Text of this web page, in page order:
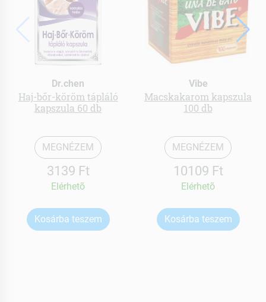
Dr.chen
Haj-bőr-köröm tápláló
kapszula 60 db
MEGNÉZEM
3139 Ft
Elérhetõ
Kosárba teszem
Vibe
Macskakarom kapszula
100 db
MEGNÉZEM
10109 Ft
Elérhetõ
Kosárba teszem